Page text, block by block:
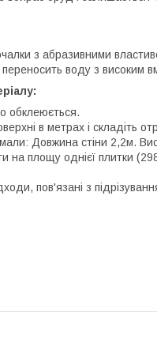
з абразивними
воду з високим
обклеюється.
в метрах і складіть
Довжина стіни 2,2м.
площу однієї плитки
пов'язані з